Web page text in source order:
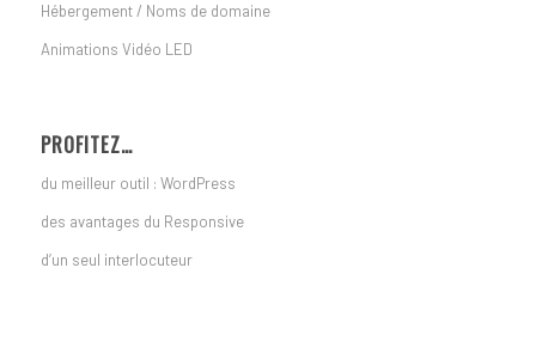
Hébergement / Noms de domaine
Animations Vidéo LED
PROFITEZ…
du meilleur outil : WordPress
des avantages du Responsive
d’un seul interlocuteur